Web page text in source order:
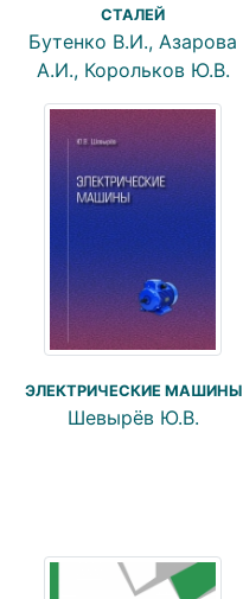
СТАЛЕЙ
Бутенко В.И., Азарова
А.И., Корольков Ю.В.
ЭЛЕКТРИЧЕСКИЕ МАШИНЫ
Шевырёв Ю.В.